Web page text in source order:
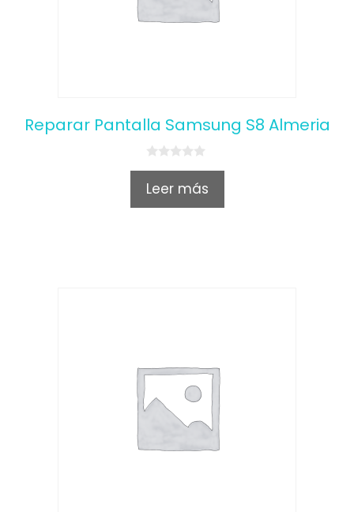
Reparar Pantalla Samsung S8 Almeria
0
u
Leer más